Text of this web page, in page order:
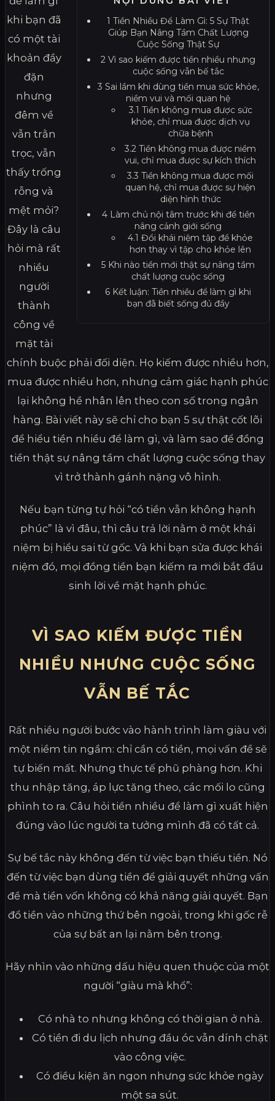
1 Tiền Nhiều Để Làm Gì: 5 Sự Thật
Giúp Bạn Nâng Tầm Chất Lượng
Cuộc Sống Thật Sự
2 Vì sao kiếm được tiền nhiều nhưng
cuộc sống vẫn bế tắc
3 Sai lầm khi dùng tiền mua sức khỏe,
niềm vui và mối quan hệ
3.1 Tiền không mua được sức
khỏe, chỉ mua được dịch vụ
chữa bệnh
3.2 Tiền không mua được niềm
vui, chỉ mua được sự kích thích
3.3 Tiền không mua được mối
quan hệ, chỉ mua được sự hiện
diện hình thức
4Làm chủ nội tâm trước khi để tiền
nâng cảnh giới sống
4.1 Đổi khái niệm tập để khỏe
hơn thay vì tập cho khỏe lên
5 Khi nào tiền mới thật sự nâng tầm
chất lượng cuộc sống
6 Kết luận: Tiền nhiều để làm gì khi
bạn đã biết sống đủ đầy
khi bạn đã
có một tài
khoản đầy
đặn
nhưng
đêm về
vẫn trằn
trọc, vẫn
thấy trống
rỗng và
mệt mỏi?
Đây là câu
hỏi mà rất
nhiều
người
thành
công về
mặt tài
chính buộc phải đối diện. Họ kiếm được nhiều hơn,
mua được nhiều hơn, nhưng cảm giác hạnh phúc
lại không hề nhân lên theo con số trong ngân
hàng. Bài viết này sẽ chỉ cho bạn 5 sự thật cốt lõi
để hiểu tiền nhiều để làm gì, và làm sao để đồng
tiền thật sự nâng tầm chất lượng cuộc sống thay
vì trở thành gánh nặng vô hình.
Nếu bạn từng tự hỏi “có tiền vẫn không hạnh
phúc” là vì đâu, thì câu trả lời nằm ở một khái
niệm bị hiểu sai từ gốc. Và khi bạn sửa được khái
niệm đó, mọi đồng tiền bạn kiếm ra mới bắt đầu
sinh lời về mặt hạnh phúc.
VÌ SAO KIẾM ĐƯỢC TIỀN
NHIỀU NHƯNG CUỘC SỐNG
VẪN BẾ TẮC
Rất nhiều người bước vào hành trình làm giàu với
một niềm tin ngầm: chỉ cần có tiền, mọi vấn đề sẽ
tự biến mất. Nhưng thực tế phũ phàng hơn. Khi
thu nhập tăng, áp lực tăng theo, các mối lo cũng
phình to ra. Câu hỏi tiền nhiều để làm gì xuất hiện
đúng vào lúc người ta tưởng mình đã có tất cả.
Sự bế tắc này không đến từ việc bạn thiếu tiền. Nó
đến từ việc bạn dùng tiền để giải quyết những vấn
đề mà tiền vốn không có khả năng giải quyết. Bạn
đổ tiền vào những thứ bên ngoài, trong khi gốc rễ
của sự bất an lại nằm bên trong.
Hãy nhìn vào những dấu hiệu quen thuộc của một
người “giàu mà khổ”:
Có nhà to nhưng không có thời gian ở nhà.
Có tiền đi du lịch nhưng đầu óc vẫn dính chặt
vào công việc.
Có điều kiện ăn ngon nhưng sức khỏe ngày
một sa sút.